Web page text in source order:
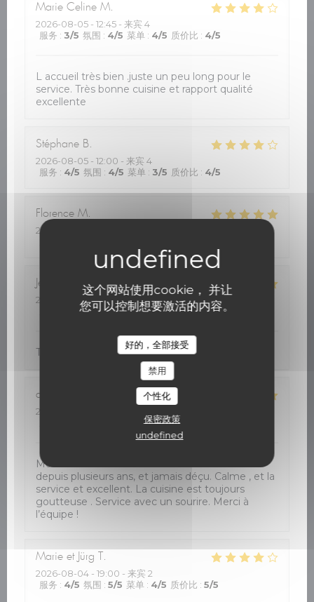
这个网站使用cookie， 并让
您可以控制想要激活的内容。
好的，全部接受
禁用
个性化
保密政策
undefined
Marie Celine M
2026-08-05 - 12:45 - 来宾 4
服务 : 3/5 氛围 : 4/5 菜单 : 4/5 质价比 : 4/5
L accueil très bien .juste un peu long pour le
service. Très bonne cuisine et rapport qualité
excellente
Stéphane B
2026-08-05 - 12:00 - 来宾 4
服务 : 4/5 氛围 : 4/5 菜单 : 3/5 质价比 : 4/5
Florence M
2026-08-05
Jean-Philippe R
2026-08-05- 12:30 - 来宾 2
氛围:5/5 菜单:5/5 质价比: 5/5
Très bon accueil. Cuisine de qualité
dawn
2026-08-05
:5/5 质价比
Mon restaurant favori à St Hilaire. On vient ici
depuis plusieurs ans, et jamais déçu. Calme , et la
service et excellent. La cuisine est toujours
goutteuse . Service avec un sourire. Merci à
l’équipe !
Marie et Jürg
2026-08-04 - 19:00 - 来宾 2
服务 : 4/5 氛围 : 5/5 菜单 : 4/5 质价比 : 5/5